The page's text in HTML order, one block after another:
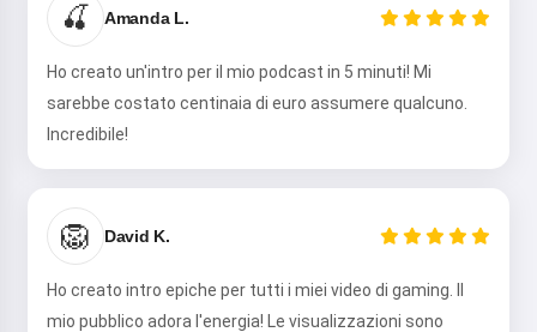
🍒 Amanda L.
Ho creato un'intro per il mio podcast in 5 minuti! Mi
sarebbe costato centinaia di euro assumere qualcuno.
Incredibile!
🦁 David K.
Ho creato intro epiche per tutti i miei video di gaming. Il
mio pubblico adora l'energia! Le visualizzazioni sono
Iniziando a utilizzare il servizio, accetti:Termini di